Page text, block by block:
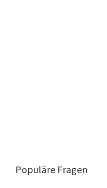
Populäre Fragen